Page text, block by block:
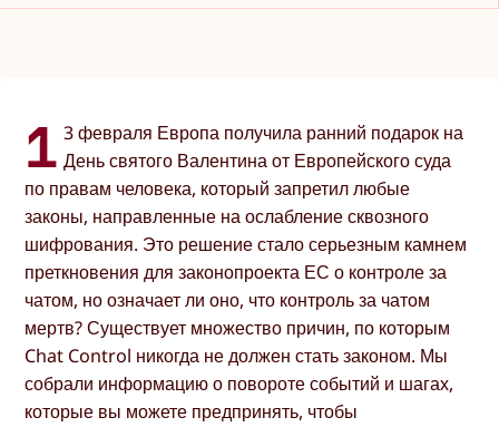
1 3 февраля Европа получила ранний подарок на
День святого Валентина от Европейского суда
по правам человека, который запретил любые
законы, направленные на ослабление сквозного
шифрования. Это решение стало серьезным камнем
преткновения для законопроекта ЕС о контроле за
чатом, но означает ли оно, что контроль за чатом
мертв? Существует множество причин, по которым
Chat Control никогда не должен стать законом. Мы
собрали информацию о повороте событий и шагах,
которые вы можете предпринять, чтобы